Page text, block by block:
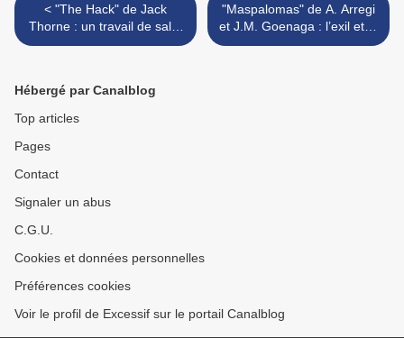
< "The Hack" de Jack
Thorne : un travail de salut
public
"Maspalomas" de A. Arregi
et J.M. Goenaga : l’exil et le
royaume >
Hébergé par Canalblog
Top articles
Pages
Contact
Signaler un abus
C.G.U.
Cookies et données personnelles
Préférences cookies
Voir le profil de Excessif sur le portail Canalblog